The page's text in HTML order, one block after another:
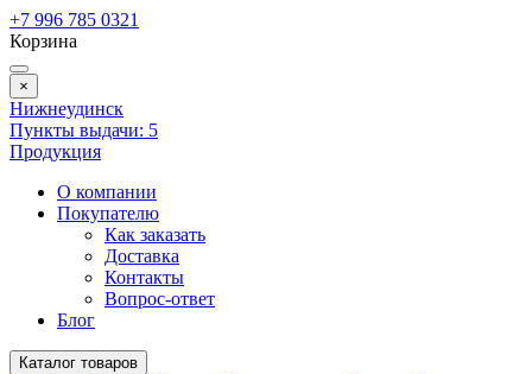
+7 996 785 0321
Корзина
×
Нижнеудинск
Пункты выдачи: 5
Продукция
О компании
Покупателю
Как заказать
Доставка
Контакты
Вопрос-ответ
Блог
Каталог товаров